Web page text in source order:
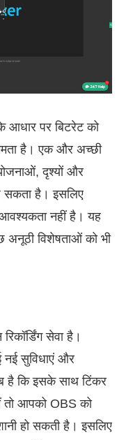
पर बिटरेट को
है। एक और अच्छी
दृश्यों और
सकता है। इसलिए
आवश्यकता नहीं है। यह
विशेषताओं को भी
सेवा है।
नई सुविधाएं और
है कि इसके साथ टिंकर
आपको OBS को
हो सकती है। इसलिए